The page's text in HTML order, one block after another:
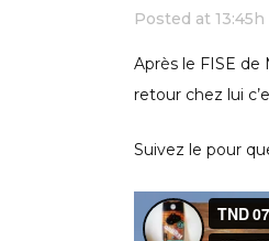
Posted at 13:45h
Après le FISE de
retour chez lui
Suivez le pour